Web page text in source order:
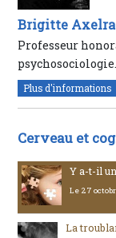
Brigitte
Professeur
Plus d'informations
Cerveau et
Y a-t-il
Le 27
La